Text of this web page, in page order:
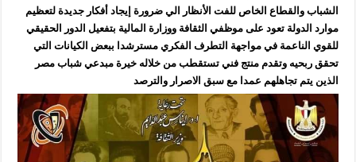
الشباب والقطاع الخاص للفت الأنظار الي ضرورة إيجاد أفكار جديدة لتعظيم
موارد الدولة تعود على موظفي الثقافة ووزارة المالية بتفعيل الدور الحقيقي
للقوي الناعمة في مواجهة التطرف الفكري مسترشدا ببعض الكيانات التي
تحقق ربحيه وتقدم منتج فني تستقطب من خلاله خيرة مبدعي شباب مصر
الذين يتم تجاهلهم عمدا مع سبق الاصرار والترصد